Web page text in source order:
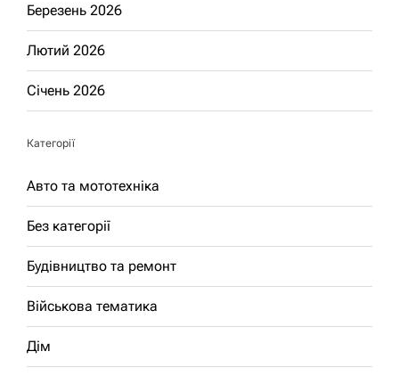
Березень 2026
Лютий 2026
Січень 2026
Категорії
Авто та мототехніка
Без категорії
Будівництво та ремонт
Військова тематика
Дім